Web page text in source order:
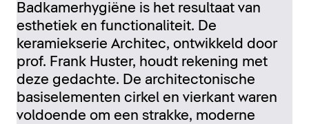
Badkamerhygiëne is het resultaat van
esthetiek en functionaliteit. De
keramiekserie Architec, ontwikkeld door
prof. Frank Huster, houdt rekening met
deze gedachte. De architectonische
basiselementen cirkel en vierkant waren
voldoende om een strakke, moderne